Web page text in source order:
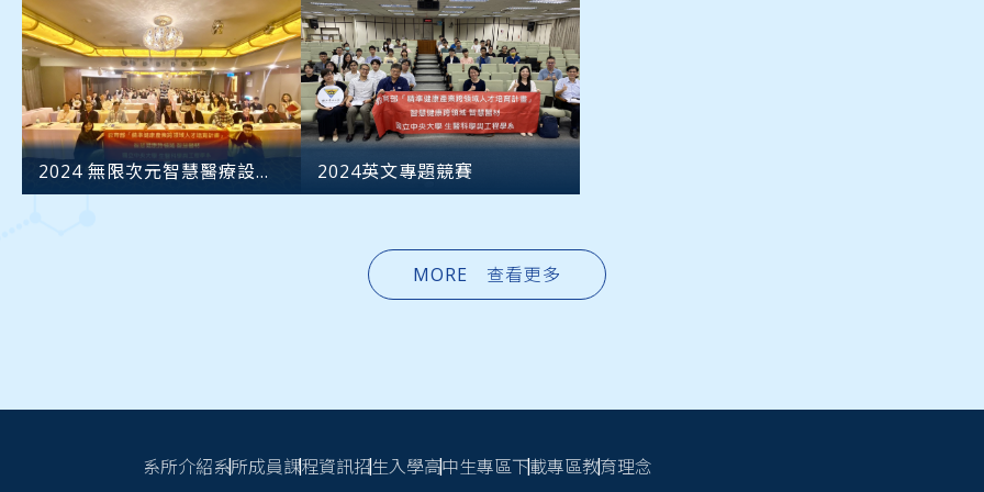
2024 無限次元智慧醫療設計
2024英文專題競賽
MORE 查看更多
頁尾連結
系所介紹系所成員課程資訊招生入學高中生專區下載專區教育理念